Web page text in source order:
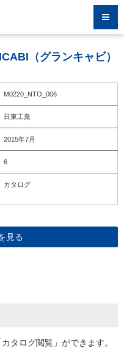
（グランキャビ）
M0220_NTO_006
日東工業
2015年7月
6
カタログ
見る
タログ閲覧」ができます。